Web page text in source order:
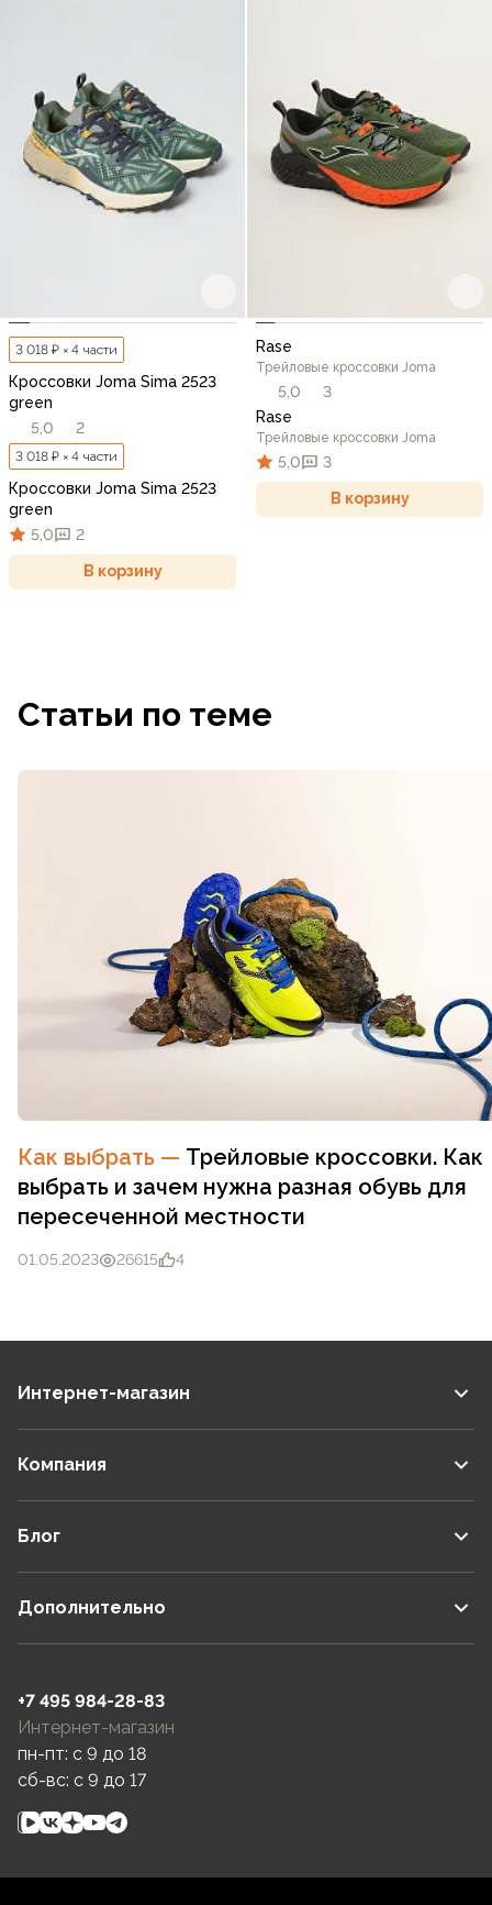
3 018 ₽ × 4 части
Кроссовки Joma Sima 2523
green
5,0
2
3 018 ₽ × 4 части
Кроссовки Joma Sima 2523
green
5,0
2
В корзину
Rase
Трейловые кроссовки Joma
5,0
3
Rase
Трейловые кроссовки Joma
5,0 3
В корзину
Статьи по теме
Как выбрать — Трейловые кроссовки. Как
выбрать и зачем нужна разная обувь для
пересеченной местности
01.05.2023 26615 4
Интернет-магазин
Компания
Блог
Дополнительно
+7 495 984-28-83
Интернет-магазин
пн-пт: c 9 до 18
сб-вс: c 9 до 17